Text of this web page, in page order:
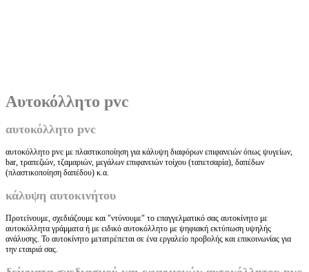
Αυτοκόλλητο pvc
αυτοκόλλητο pvc
αυτοκόλλητο pvc με πλαστικοποίηση για κάλυψη διαφόρων επιφανειών όπως ψυγείων,
bar, τραπεζιών, τζαμαριών, μεγάλων επιφανειών τοίχου (ταπετσαρία), δαπέδων
(πλαστικοποίηση δαπέδου) κ.α.
κάλυψη αυτοκινήτου
Προτείνουμε, σχεδιάζουμε και "ντύνουμε" το επαγγελματικό σας αυτοκίνητο με
αυτοκόλλητα γράμματα ή με ειδικό αυτοκόλλητο με ψηφιακή εκτύπωση υψηλής
ανάλυσης. Το αυτοκίνητο μετατρέπεται σε ένα εργαλείο προβολής και επικοινωνίας για
την εταιριά σας.